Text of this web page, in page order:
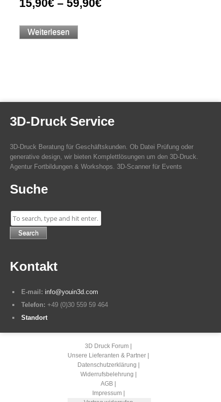
15,90€ – 59,90€
Weiterlesen
3D-Druck Service
3D-Druck Beratung für Geschäftskunden. Ob Datei Prüfung oder
generative design, wir bieten Komplettlösungen um den 3D-Druck.
Agentur Fortbildungen & Workshops. 3D-Scanner für Events
Suche
Search
Kontakt
E-mail: info@youin3d.com
Telefon: +49 (0)30 559 59 464
Standort
3D Druck Forum
Unsere Lieferanten & Partner
Datenschutzerklärung
Widerrufsbelehrung
AGB
Impressum